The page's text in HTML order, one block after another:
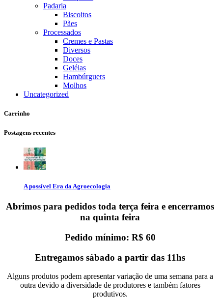
Padaria
Biscoitos
Pães
Processados
Cremes e Pastas
Diversos
Doces
Geléias
Hambúrguers
Molhos
Uncategorized
Carrinho
Postagens recentes
A possível Era da Agroecologia
Abrimos para pedidos toda terça feira e encerramos
na quinta feira
Pedido mínimo: R$ 60
Entregamos sábado a partir das 11hs
Alguns produtos podem apresentar variação de uma semana para a
outra devido a diversidade de produtores e também fatores
produtivos.